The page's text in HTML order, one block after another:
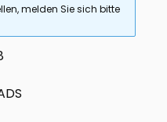
melden Sie sich bitte